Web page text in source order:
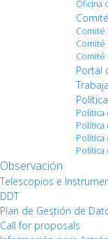
Oficina
Comité
Comité
Comité
Portal
Política
Política
Política
Política
Observación
Telescopios e
DDT
Plan de Gestión de
Call for proposals